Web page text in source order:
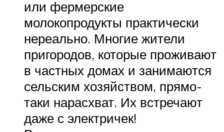
или фермерские
молокопродукты практически
нереально. Многие жители
пригородов, которые проживают
в частных домах и занимаются
сельским хозяйством, прямо-
таки нарасхват. Их встречают
даже с электричек!